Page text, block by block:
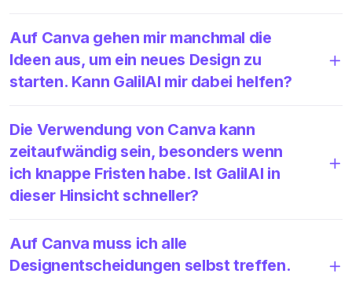
Auf Canva gehen mir manchmal die
Ideen aus, um ein neues Design zu
starten. Kann GalilAI mir dabei helfen?
Die Verwendung von Canva kann
zeitaufwändig sein, besonders wenn
ich knappe Fristen habe. Ist GalilAI in
dieser Hinsicht schneller?
Auf Canva muss ich alle
Designentscheidungen selbst treffen.